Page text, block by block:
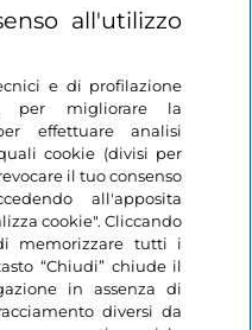
all'utilizzo
e di profilazione
per migliorare la
effettuare analisi
cookie (divisi per
il tuo consenso
all'apposita
cookie". Cliccando
memorizzare tutti i
“Chiudi” chiude il
in assenza di
diversi da